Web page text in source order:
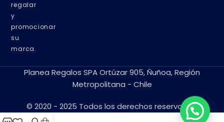
regalar
y
promocionar
su
marca.
Planea Regalos SPA Ortúzar 905, Ñuñoa, Región
Metropolitana - Chile
© 2020 - 2025 Todos los derechos reservados.